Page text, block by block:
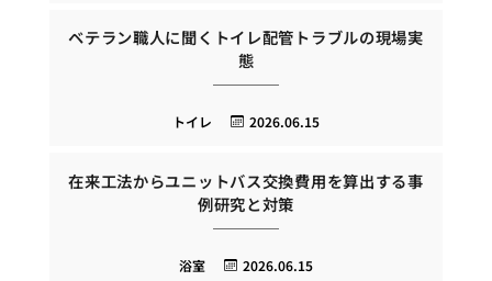
ベテラン職人に聞くトイレ配管トラブルの現場実
態
2026.06.15
トイレ
在来工法からユニットバス交換費用を算出する事
例研究と対策
2026.06.15
浴室